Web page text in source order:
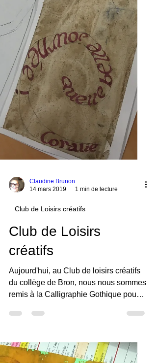
Claudine Brunon
14 mars 2019
1 min de lecture
créatifs